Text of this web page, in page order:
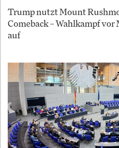
Trump nutzt Mount
Comeback – Wahlkampf
auf